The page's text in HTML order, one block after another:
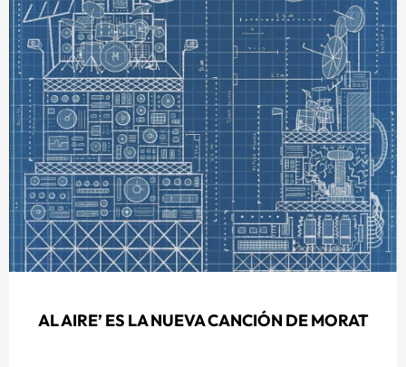
AL AIRE’ ES LA NUEVA CANCIÓN DE MORAT